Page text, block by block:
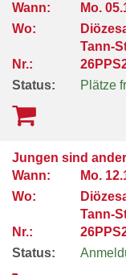
Wann:
Mo.
Wo:
Tann-
Nr.:
Status:
Plätze
Jungen sind
Wann:
Mo.
Wo:
Tann-
Nr.:
Status: